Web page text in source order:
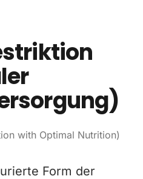
with Optimal Nutrition)
Form der